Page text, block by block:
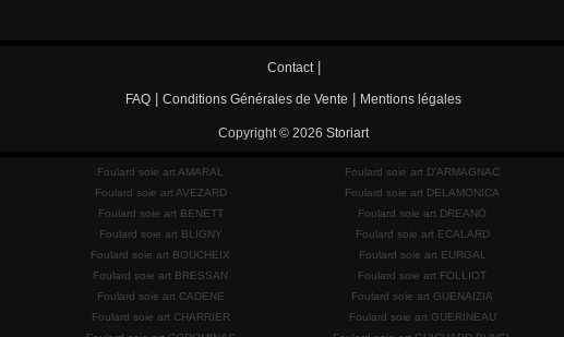
Contact|
FAQ Conditions Générales de Vente Mentions légales
Copyright © 2026 Storiart
Foulard soie art AMARAL
Foulard soie art AVEZARD
Foulard soie art BENETT
Foulard soie art BLIGNY
Foulard soie art BOUCHEIX
Foulard soie art BRESSAN
Foulard soie art CADENE
Foulard soie art CHARRIER
Foulard soie art D'ARMAGNAC
Foulard soie art DELAMONICA
Foulard soie art DREANO
Foulard soie art ECALARD
Foulard soie art EURGAL
Foulard soie art FOLLIOT
Foulard soie art GUENAIZIA
Foulard soie art GUERINEAU